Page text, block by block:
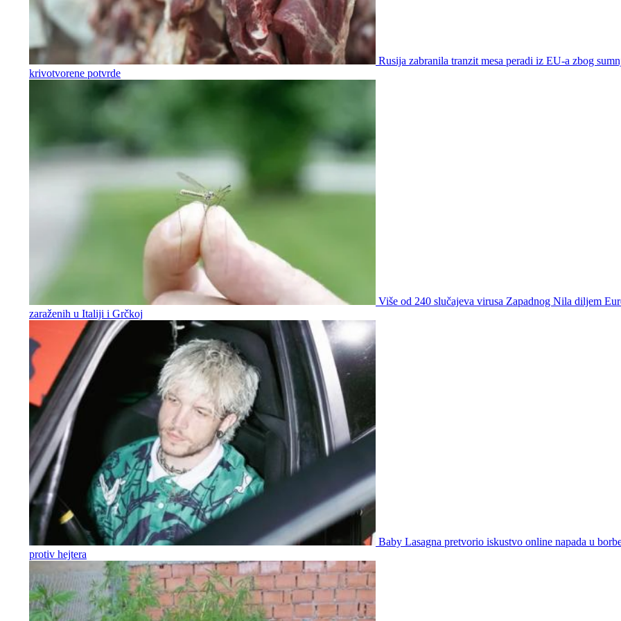
Rusija zabranila tranzit mesa peradi iz EU-a zbog
krivotvorene potvrde
Više od 240 slučajeva virusa Zapadnog Nila diljem
zaraženih u Italiji i Grčkoj
Baby Lasagna pretvorio iskustvo online napada u
protiv hejtera